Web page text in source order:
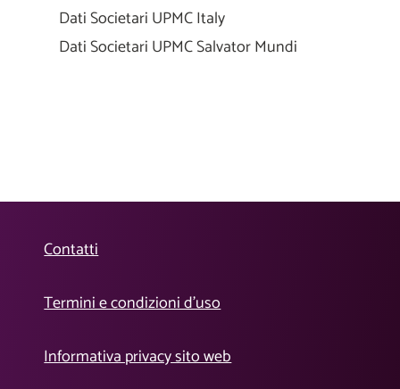
Dati Societari UPMC Italy
Dati Societari UPMC Salvator Mundi
Contatti
Termini e condizioni d’uso
Informativa privacy sito web